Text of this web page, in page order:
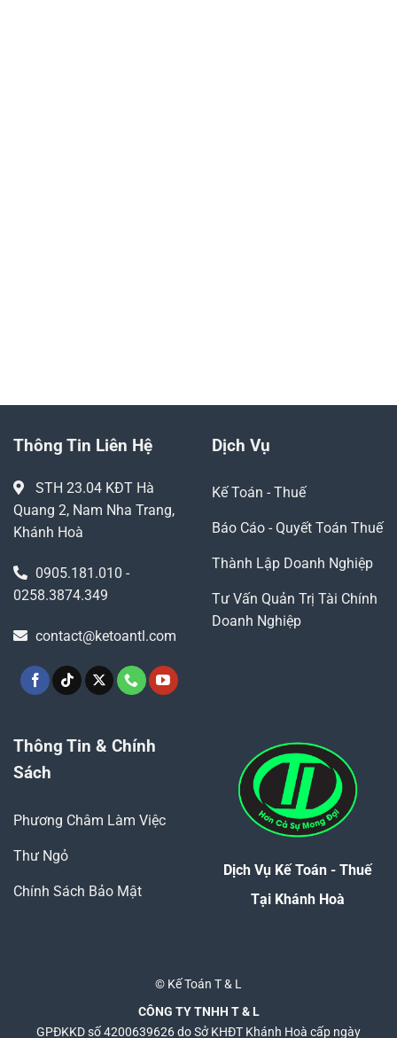
Thông Tin Liên Hệ
STH 23.04 KĐT Hà
Quang 2, Nam Nha Trang,
Khánh Hoà
0905.181.010 -
0258.3874.349
contact@ketoantl.com
Dịch Vụ
Kế Toán - Thuế
Báo Cáo - Quyết Toán Thuế
Thành Lập Doanh Nghiệp
Tư Vấn Quản Trị Tài Chính
Doanh Nghiệp
Thông Tin & Chính
Sách
Phương Châm Làm Việc
Thư Ngỏ
Chính Sách Bảo Mật
Dịch Vụ Kế Toán - Thuế
Tại Khánh Hoà
© Kế Toán T & L
CÔNG TY TNHH T & L
GPĐKKD số 4200639626 do Sở KHĐT Khánh Hoà cấp ngày